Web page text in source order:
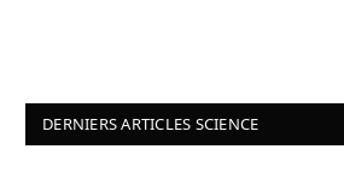
DERNIERS ARTICLES SCIENCE